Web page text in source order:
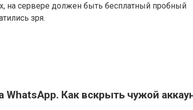
на сервере должен быть бесплатный пробный
зря.
WhatsApp. Как вскрыть чужой